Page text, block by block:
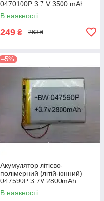
0470100P 3.7 V 3500 mAh
В наявності
249 ₴ 263 ₴
–5%
Акумулятор літієво-
полімерний (літій-іонний)
047590P 3.7V 2800mAh
В наявності